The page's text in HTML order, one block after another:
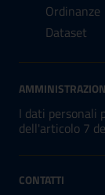
Ordinanze
Dataset
I dati personali
dell'articolo 7
CONTATTI